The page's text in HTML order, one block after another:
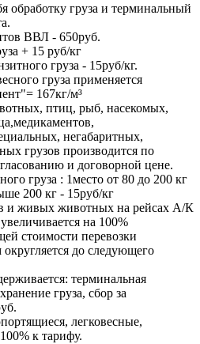
обработку груза и терминальный
ВВЛ - 650руб.
+ 15 руб/кг
груза - 15руб/кг.
груза применяется
167кг/м³
птиц, рыб, насекомых,
негабаритных,
грузов производится по
и договорной цене.
груза : 1место от 80 до 200 кг
200 кг - 15руб/кг
и живых животных на рейсах А/К
на 100%
стоимости перевозки
до следующего
терминальная
груза, сбор за
легковесные,
к тарифу.